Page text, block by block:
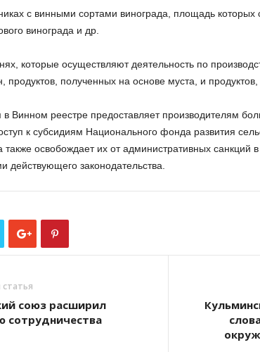
с винными сортами винограда, площадь которых
винограда и др.
которые осуществляют деятельность по
продуктов, полученных на основе муста, и
в Винном реестре предоставляет производителям
к субсидиям Национального фонда развития
также освобождает их от административных санкций в
действующего законодательства.
союз расширил
сотрудничества